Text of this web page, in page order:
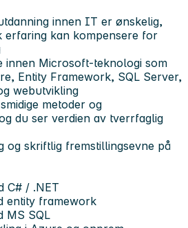
innen IT er ønskelig,
erfaring kan kompensere for
innen Microsoft-teknologi som
Entity Framework, SQL Server,
webutvikling
metoder og
du ser verdien av tverrfaglig
og skriftlig fremstillingsevne på
C# / .NET
entity framework
MS SQL